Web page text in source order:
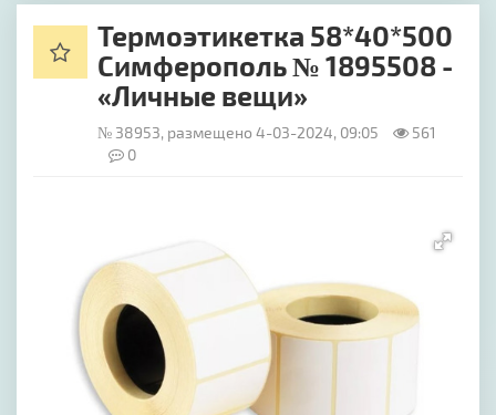
Термоэтикетка 58*40*500
Симферополь № 1895508 -
«Личные вещи»
№ 38953, размещено 4-03-2024, 09:05
561
0